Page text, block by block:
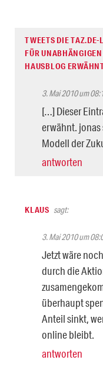
TWEETS DIE
FÜR
HAUSBLOG
3. Mai 2010 um
[…] Dieser
erwähnt. jonas
Modell der
antworten
KLAUS sagt:
3. Mai 2010 um
Jetzt wäre
durch die
überhaupt
Anteil sinkt,
online bleibt.
antworten